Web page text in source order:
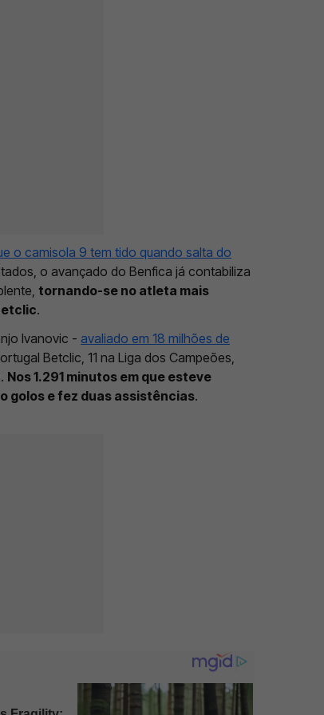
o camisola 9 tem tido quando salta do
o avançado do Benfica já contabiliza
tornando-se no atleta mais
.
Ivanovic - avaliado em 18 milhões de
Betclic, 11 na Liga dos Campeões,
Nos 1.291 minutos em que esteve
golos e fez duas assistências.